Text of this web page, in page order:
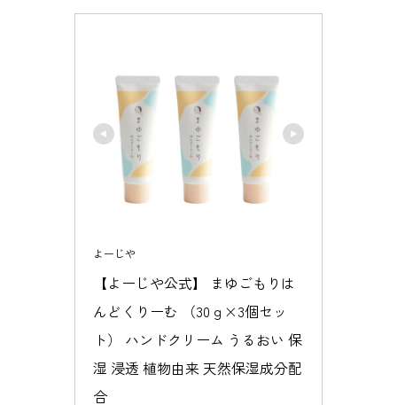
よーじや
【よーじや公式】 まゆごもりは
んどくりーむ （30ｇ×3個セッ
ト） ハンドクリーム うるおい 保
湿 浸透 植物由来 天然保湿成分配
合